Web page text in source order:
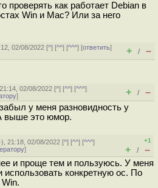
проверять как работает Debian в
Win и Mac? Или за него
02/08/2022 [^] [^^] [^^^] [ответить]
+ / –
02/08/2022 [^] [^^] [^^^]
] + / –
у меня разновидность у
выше это юмор.
), 21:18, 02/08/2022 [^] [^^] [^^^]
]
+1
+ / –
и проще тем и пользуюсь. У меня
использовать конкретную ос. По